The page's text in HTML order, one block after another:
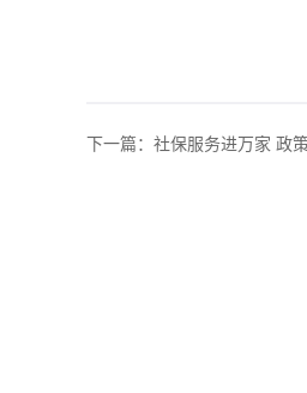
下一篇： 社保服务进万家 政